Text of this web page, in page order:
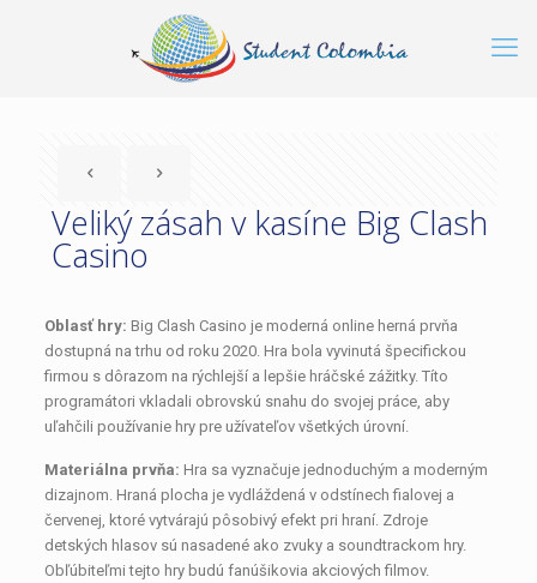
Veliký zásah v kasíne Big Clash
Casino
Oblasť hry: Big Clash Casino je moderná online herná prvňa
dostupná na trhu od roku 2020. Hra bola vyvinutá špecifickou
firmou s dôrazom na rýchlejší a lepšie hráčské zážitky. Títo
programátori vkladali obrovskú snahu do svojej práce, aby
uľahčili používanie hry pre užívateľov všetkých úrovní.
Materiálna prvňa: Hra sa vyznačuje jednoduchým a moderným
dizajnom. Hraná plocha je vydláždená v odstínech fialovej a
červenej, ktoré vytvárajú pôsobivý efekt pri hraní. Zdroje
detských hlasov sú nasadené ako zvuky a soundtrackom hry.
Obľúbiteľmi tejto hry budú fanúšikovia akciových filmov.